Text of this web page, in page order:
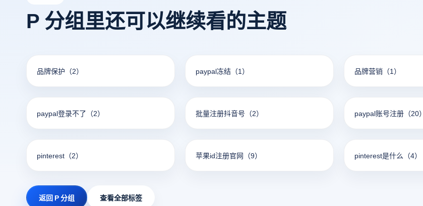
P 分组里还可以继续看的主题
品牌保护 （2） paypal冻结 （1） 品牌营销 （1）
paypal登录不了 （2） 批量注册抖音号 （2） paypal账号注册 （20）
pinterest （2） 苹果id注册官网 （9） pinterest是什么 （4）
返回 P 分组 查看全部标签